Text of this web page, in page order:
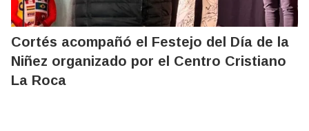
Cortés acompañó el Festejo del Día de la
Niñez organizado por el Centro Cristiano
La Roca